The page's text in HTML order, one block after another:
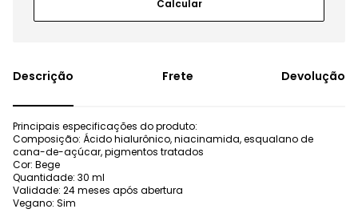
Frete Devolução
Principais especificações do produto:
Composição: Ácido hialurônico, niacinamida, esqualano de
cana-de-açúcar, pigmentos tratados
Cor: Bege
Quantidade: 30 ml
Validade: 24 meses após abertura
Vegano: Sim